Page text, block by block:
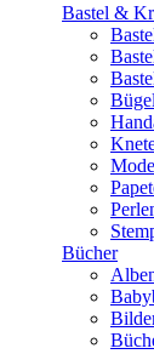
Bastel &
Bücher